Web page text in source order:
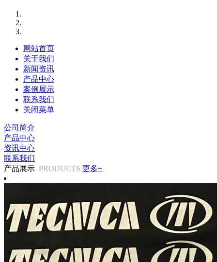
网站首页
关于我们
新闻资讯
产品中心
案例展示
联系我们
关闭菜单
公司简介
产品中心
资讯中心
联系我们
产品展示 PRODUCTS 更多+